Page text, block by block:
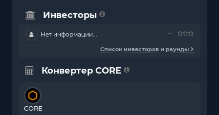
Инвесторы
Нет информации... --
Список инвесторов и раунды
Конвертер CORE
CORE